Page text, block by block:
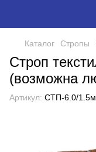
Каталог Стропы
Строп
(возможна
Артикул: СТП-6.0/1.5м.